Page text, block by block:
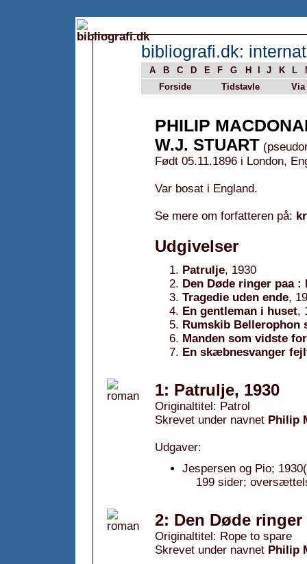
bibliografi.dk:
A B C D E F G H J K L
Forside
Tidstavle Via
PHILIP
W.J. STUART
Født 05.11.1896 i London,
Var bosat i England.
Se mere om forfatteren på:
Udgivelser
Patrulje, 1930
Den Døde ringer paa :
Tragedie uden ende,
En gentleman i huset,
Rumskib Bellerophon
Manden som vidste
En skæbnesvanger
1: Patrulje, 1930
Originaltitel: Patrol
Skrevet under navnet Philip
Udgaver:
Jespersen og Pio;
199 sider;
2: Den Døde ringer
Originaltitel: Rope to spare
Skrevet under navnet Philip